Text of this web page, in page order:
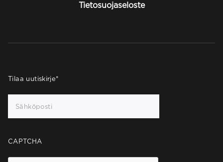
Tietosuojaseloste
Tilaa uutiskirje*
CAPTCHA